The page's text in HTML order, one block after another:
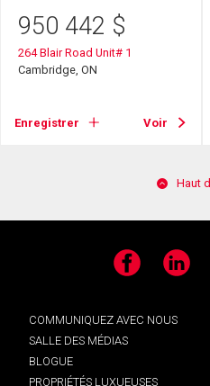
950 442 $
264 Blair Road Unit# 1
Cambridge, ON
Enregistrer Voir
Haut
Facebook LinkedIn
COMMUNIQUEZ AVEC NOUS
SALLE DES MÉDIAS
BLOGUE
PROPRIÉTÉS LUXUEUSES